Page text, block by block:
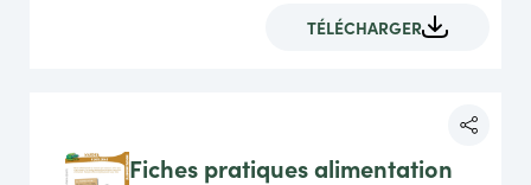
TÉLÉCHARGER
Fiches pratiques alimentation